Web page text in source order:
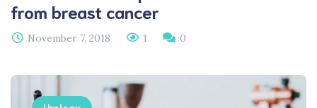
from breast cancer
November 7, 2018 1 0